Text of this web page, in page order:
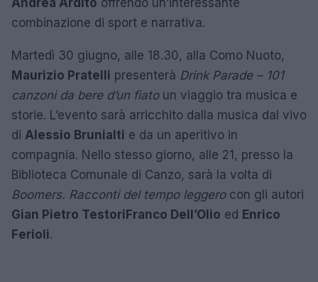
Andrea Ardito offrendo un’interessante
combinazione di sport e narrativa.
Martedì 30 giugno, alle 18.30, alla Como Nuoto,
Maurizio Pratelli presenterà Drink Parade – 101
canzoni da bere d’un fiatoun viaggio tra musica e
storie. L’evento sarà arricchito dalla musica dal vivo
di Alessio Brunialti e da un aperitivo in
compagnia. Nello stesso giorno, alle 21, presso la
Biblioteca Comunale di Canzo, sarà la volta di
Boomers. Racconti del tempo leggerocon gli autori
Gian Pietro Testori Franco Dell’Olio ed Enrico
Ferioli.